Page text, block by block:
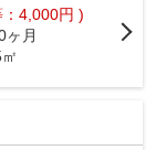
4,000円 )
ヶ月